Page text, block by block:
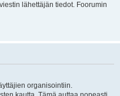
lähettäjän tiedot. Foorumin
organisointiin.